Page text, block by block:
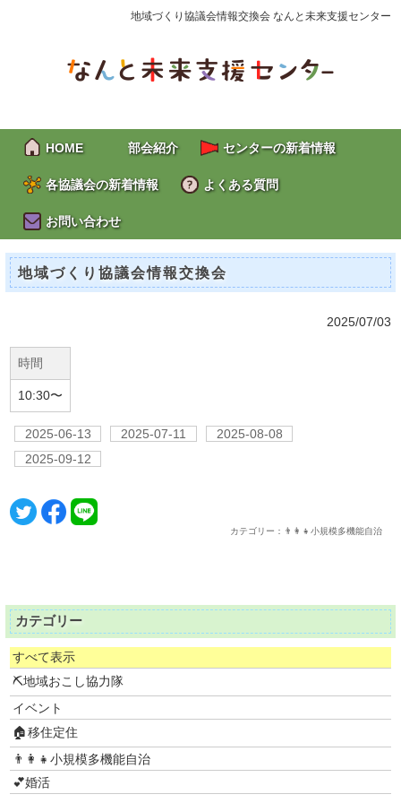
地域づくり協議会情報交換会 なんと未来支援センター
HOME 部会紹介 センターの新着情報
各協議会の新着情報 よくある質問
お問い合わせ
地域づくり協議会情報交換会
2025/07/03
時間
10:30〜
2025-06-13 2025-07-11
2025-08-08
2025-09-12
カテゴリー：👨‍👩‍👧小規模多機能自治
カテゴリー
すべて表示
⛏地域おこし協力隊
イベント
🏠移住定住
👨‍👩‍👧小規模多機能自治
💕婚活